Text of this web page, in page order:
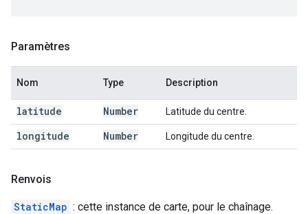
Paramètres
Nom Type Description
latitude Number Latitude du centre.
longitude Number Longitude du centre.
Renvois
StaticMap : cette instance de carte, pour le chaînage.